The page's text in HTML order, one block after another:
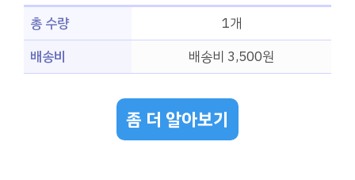
총 수량
1개
배송비
배송비 3,500원
좀 더 알아보기